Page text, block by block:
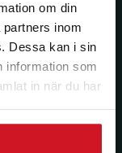
om din
inom
Dessa kan i sin
information som
in när du har